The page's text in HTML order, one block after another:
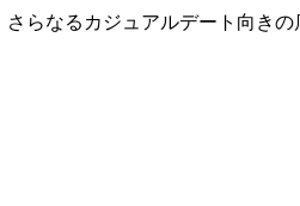
らなるカジュアルデート向きの